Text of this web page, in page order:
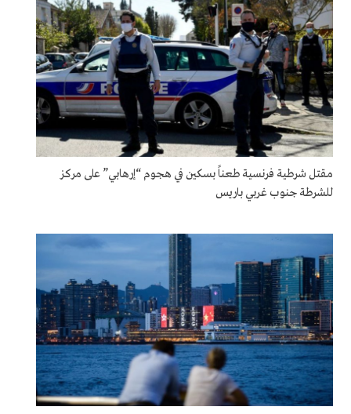
مقتل شرطية فرنسية طعناً بسكين في هجوم “إرهابي” على مركز
للشرطة جنوب غربي باريس